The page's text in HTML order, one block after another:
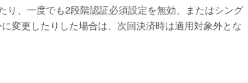
、一度でも2段階認証必須設定を無効、またはシング
変更したりした場合は、次回決済時は適用対象外とな